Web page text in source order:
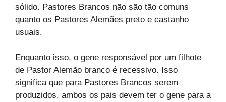
sólido. Pastores Brancos não são tão comuns
quanto os Pastores Alemães preto e castanho
usuais.
Enquanto isso, o gene responsável por um filhote
de Pastor Alemão branco é recessivo. Isso
significa que para Pastores Brancos serem
produzidos, ambos os pais devem ter o gene para a